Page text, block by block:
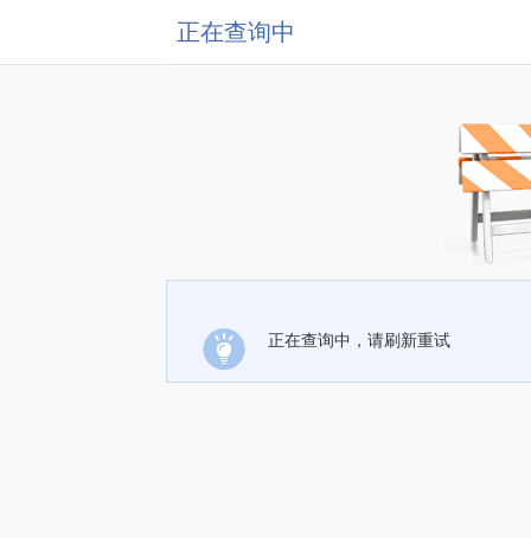
正在查询中
正在查询中，请刷新重试